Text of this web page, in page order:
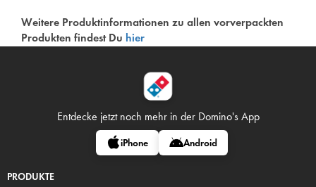
Weitere Produktinformationen zu allen vorverpackten
Produkten findest Du hier
Entdecke jetzt noch mehr in der Domino's App
iPhone Android
PRODUKTE